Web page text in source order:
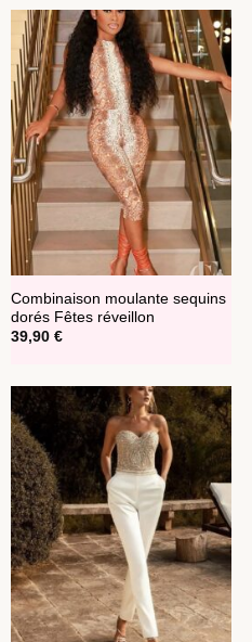
Combinaison moulante sequins
dorés Fêtes réveillon
39,90 €